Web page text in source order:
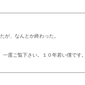
が、なんとか終わった。
度ご覧下さい。１０年若い僕です。